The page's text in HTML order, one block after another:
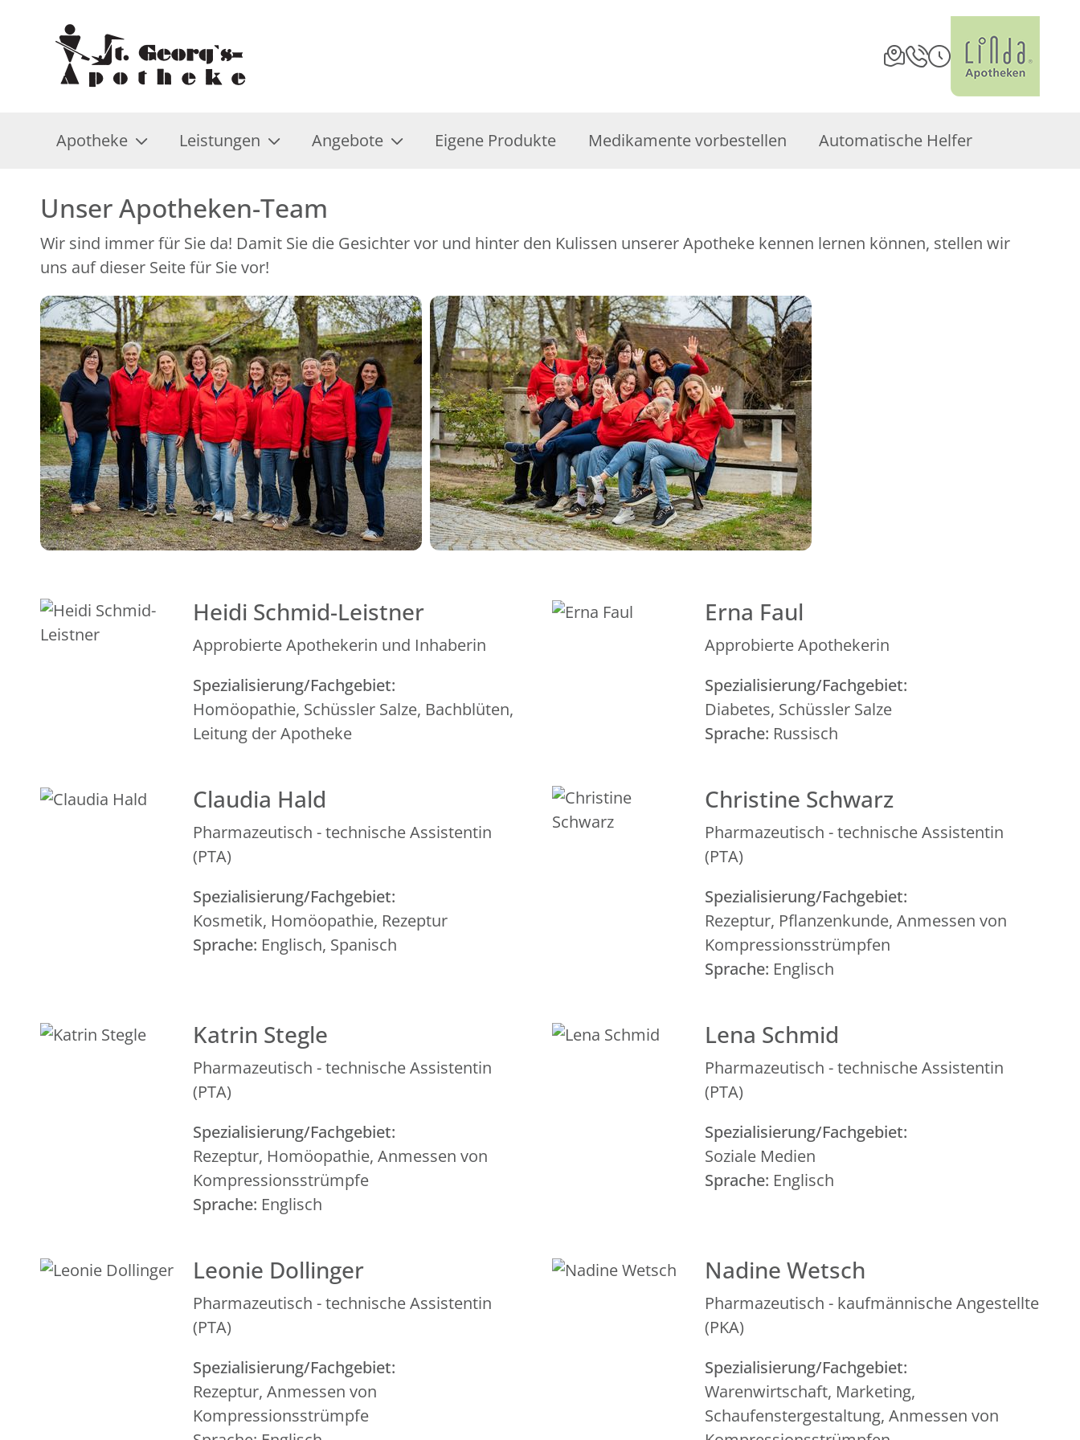
Apotheke Leistungen Angebote Eigene Produkte Medikamente vorbestellen Automatische Helfer
Unser Apotheken-Team
Wir sind immer für Sie da! Damit Sie die Gesichter vor und hinter den Kulissen unserer Apotheke kennen lernen können, stellen wir
uns auf dieser Seite für Sie vor!
Heidi Schmid-Leistner
Approbierte Apothekerin und Inhaberin
Spezialisierung/Fachgebiet:
Homöopathie, Schüssler Salze, Bachblüten,
Leitung der Apotheke
Erna Faul
Approbierte Apothekerin
Spezialisierung/Fachgebiet:
Diabetes, Schüssler Salze
Sprache: Russisch
Claudia Hald
Pharmazeutisch - technische Assistentin
(PTA)
Spezialisierung/Fachgebiet:
Kosmetik, Homöopathie, Rezeptur
Sprache: Englisch, Spanisch
Christine Schwarz
Pharmazeutisch - technische Assistentin
(PTA)
Spezialisierung/Fachgebiet:
Rezeptur, Pflanzenkunde, Anmessen von
Kompressionsstrümpfen
Sprache: Englisch
Katrin Stegle
Pharmazeutisch - technische Assistentin
(PTA)
Spezialisierung/Fachgebiet:
Rezeptur, Homöopathie, Anmessen von
Kompressionsstrümpfe
Sprache: Englisch
Lena Schmid
Pharmazeutisch - technische Assistentin
(PTA)
Spezialisierung/Fachgebiet:
Soziale Medien
Sprache: Englisch
Leonie Dollinger
Pharmazeutisch - technische Assistentin
(PTA)
Spezialisierung/Fachgebiet:
Rezeptur, Anmessen von
Kompressionsstrümpfe
Nadine Wetsch
Pharmazeutisch - kaufmännische Angestellte
(PKA)
Spezialisierung/Fachgebiet:
Warenwirtschaft, Marketing,
Schaufenstergestaltung, Anmessen von